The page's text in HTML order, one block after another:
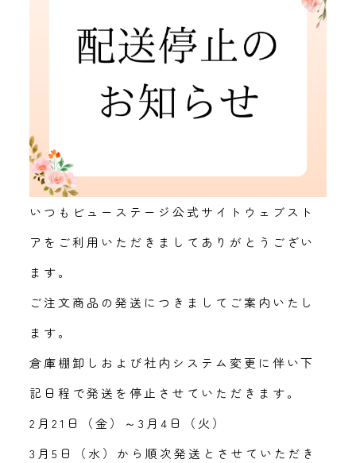
いつもビューステージ公式サイトウェブスト
アをご利用いただきましてありがとうござい
ます。
ご注文商品の発送につきましてご案内いたし
ます。
倉庫棚卸しおよび社内システム変更に伴い下
記日程で発送を停止させていただきます。
2月21日（金）～3月4日（火）
3月5日（水）から順次発送とさせていただき